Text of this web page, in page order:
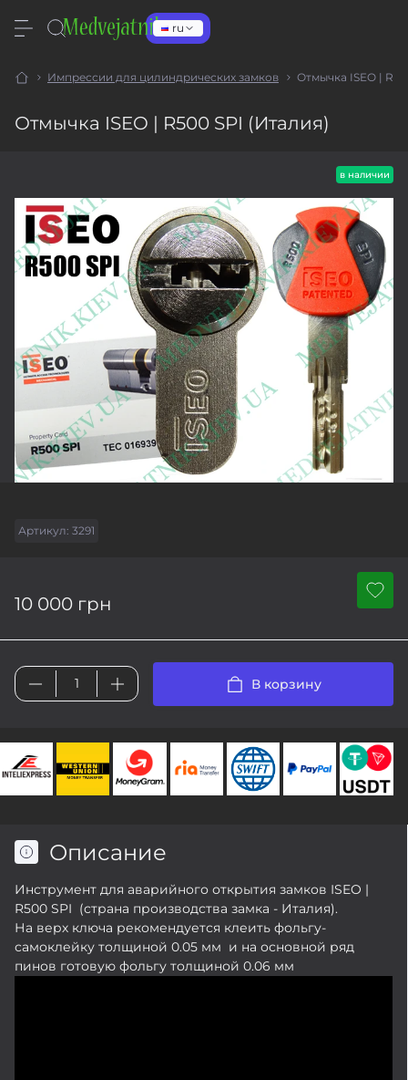
ru
Импрессии для цилиндрических замков Отмычка ISEO |
Отмычка ISEO | R500 SPI (Италия)
в наличии
Артикул: 3291
10 000 грн
В корзину
Описание
Инструмент для аварийного открытия замков ISEO |
R500 SPI (страна производства замка - Италия).
На верх ключа рекомендуется клеить фольгу-
самоклейку толщиной 0.05 мм и на основной ряд
пинов готовую фольгу толщиной 0.06 мм